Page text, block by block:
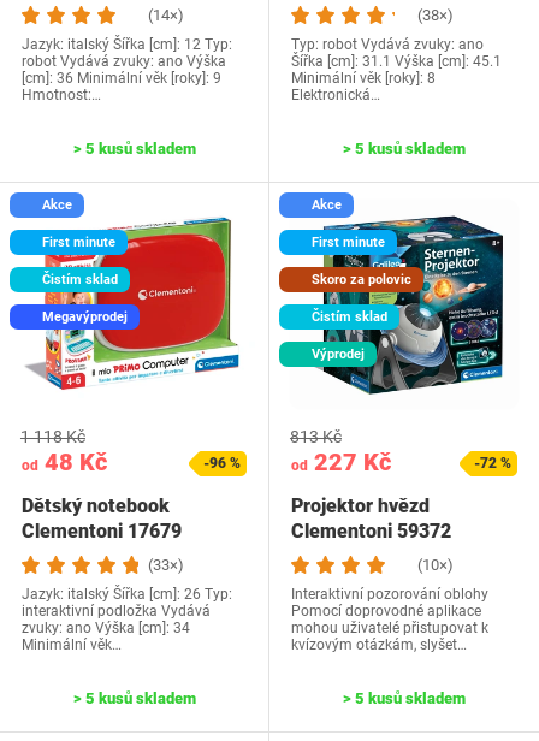
(14×)
Jazyk: italský Šířka [cm]: 12 Typ:
robot Vydává zvuky: ano Výška
[cm]: 36 Minimální věk [roky]: 9
Hmotnost:…
> 5 kusů skladem
(38×)
Typ: robot Vydává zvuky: ano
Šířka [cm]: 31.1 Výška [cm]: 45.1
Minimální věk [roky]: 8
Elektronická…
> 5 kusů skladem
Akce
First minute
Čistím sklad
Megavýprodej
od 48 Kč
1 118 Kč
-96 %
Dětský notebook
Clementoni 17679
(33×)
Jazyk: italský Šířka [cm]: 26 Typ:
interaktivní podložka Vydává
zvuky: ano Výška [cm]: 34
Minimální věk…
> 5 kusů skladem
Akce
First minute
Skoro za polovic
Čistím sklad
Výprodej
od 227 Kč
813 Kč
-72 %
Projektor hvězd
Clementoni 59372
(10×)
Interaktivní pozorování oblohy
Pomocí doprovodné aplikace
mohou uživatelé přistupovat k
kvízovým otázkám, slyšet…
> 5 kusů skladem